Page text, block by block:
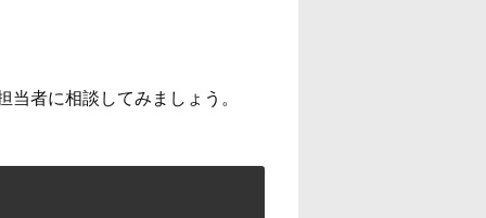
者に相談してみましょう。